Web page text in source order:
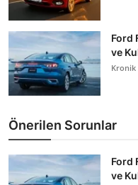
Ford
ve
Kronik
Önerilen Sorunlar
Ford
ve